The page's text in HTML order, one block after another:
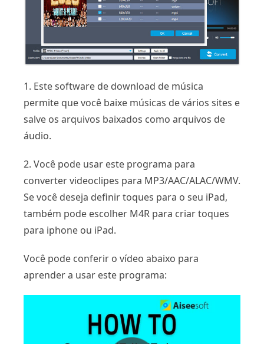
1. Este software de download de música
permite que você baixe músicas de vários sites e
salve os arquivos baixados como arquivos de
áudio.
2. Você pode usar este programa para
converter videoclipes para MP3/AAC/ALAC/WMV.
Se você deseja definir toques para o seu iPad,
também pode escolher M4R para criar toques
para iphone ou iPad.
Você pode conferir o vídeo abaixo para
aprender a usar este programa: